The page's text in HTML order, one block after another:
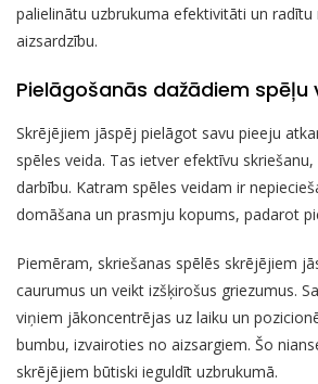
palielinātu uzbrukuma efektivitāti un
aizsardzību.
Pielāgošanās dažādiem spēļu
Skrējējiem jāspēj pielāgot savu pieeju
spēles veida. Tas ietver efektīvu
darbību. Katram spēles veidam ir
domāšana un prasmju kopums, padarot
Piemēram, skriešanas spēlēs skrējējiem
caurumus un veikt izšķirošus griezumus.
viņiem jākoncentrējas uz laiku un
bumbu, izvairoties no aizsargiem. Šo
skrējējiem būtiski ieguldīt uzbrukumā.